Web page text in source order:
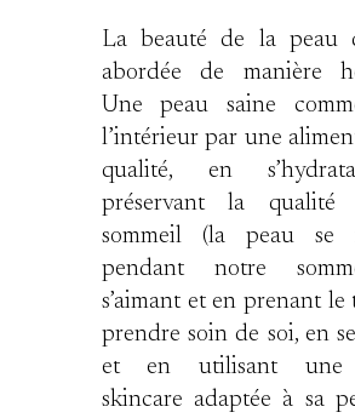
La beauté de la peau
abordée de manière
Une peau saine
l’intérieur par une
qualité, en
préservant la
sommeil (la peau se
pendant notre
s’aimant et en prenant le
prendre soin de soi, en
et en utilisant une
skincare adaptée à sa